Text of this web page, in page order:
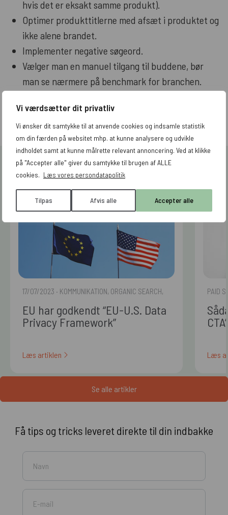
Vi værdsætter dit privatliv
Vi ønsker dit samtykke til at anvende cookies og indsamle statistik
om din færden på websitet mhp. at kunne analysere og udvikle
indholdet samt at kunne målrette relevant annoncering. Ved at klikke
på "Accepter alle" giver du samtykke til brugen af ALLE
cookies. Læs vores persondatapolitik
Tilpas Afvis alle Accepter alle
hvis det er eksakt samme produkt).
Optimer produkttitlerne med afsæt i produktet og
ikke alene brandet.
Implementer negative søgeord.
Vælger man en manuel tilgang til buddene, bør
man se nærmere på benchmark for branchen.
Mere viden inden for samme emne
17/07/2023 · KOMMUNIKATION, ORGANIC SEARCH,
EU har godkendt “EU-U.S. Data
Privacy Framework”
Læs artiklen
PAID
Læs
Se alle artikler
Få tips og tricks leveret direkte til din indbakke